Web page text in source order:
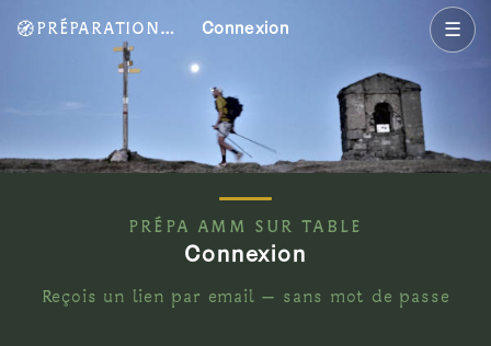
🧭 PRÉPARATION ORIENTATION AMM Connexion ☰
PRÉPA AMM SUR TABLE
Connexion
Reçois un lien par email — sans mot de passe